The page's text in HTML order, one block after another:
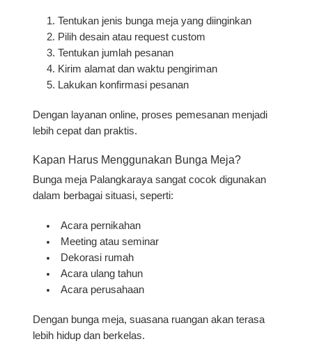
Tentukan jenis bunga meja yang diinginkan
Pilih desain atau request custom
Tentukan jumlah pesanan
Kirim alamat dan waktu pengiriman
Lakukan konfirmasi pesanan
Dengan layanan online, proses pemesanan menjadi
lebih cepat dan praktis.
Kapan Harus Menggunakan Bunga Meja?
Bunga meja Palangkaraya sangat cocok digunakan
dalam berbagai situasi, seperti:
Acara pernikahan
Meeting atau seminar
Dekorasi rumah
Acara ulang tahun
Acara perusahaan
Dengan bunga meja, suasana ruangan akan terasa
lebih hidup dan berkelas.